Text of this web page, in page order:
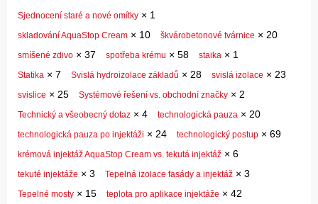
Sjednocení staré a nové omítky × 1
skladování AquaStop Cream × 10 škvárobetonové tvárnice × 20
smíšené zdivo × 37 spotřeba krému × 58 staika × 1
Statika × 7 Svislá hydroizolace základů × 28 svislá izolace × 23
svislice × 25 Systémové řešení vs. obchodní značky × 2
Technický a všeobecný dotaz × 4 technologická pauza × 20
technologická pauza po injektáži × 24 technologický postup × 69
krémová injektáž AquaStop Cream vs. tekutá injektáž × 6
tekuté injektáže × 3 Tepelná izolace fasády a injektáž × 3
Tepelné mosty × 15 teplota pro aplikace injektáže × 42